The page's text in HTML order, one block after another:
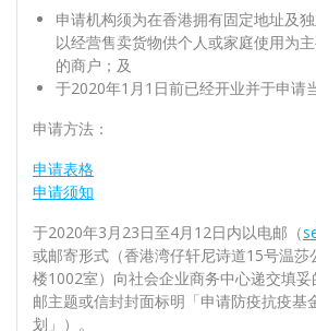
申请机构须为在香港拥有固定地址及
以经营售卖货物供个人或家庭使用为
的商户；及
于2020年1月1日前已经开业并于申请
申请方法：
申请表格
申请须知
于2020年3月23日至4月12日内以电邮（
或邮寄形式（香港湾仔轩尼诗道15号温莎
楼1002室）向社会企业商务中心递交填
邮主题或信封封面标明「申请防疫抗疫基
划」）。